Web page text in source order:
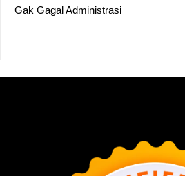
Gak Gagal Administrasi